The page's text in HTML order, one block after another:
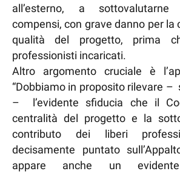
all’esterno, a
compensi, con grave danno per la
qualità del progetto, prima
professionisti incaricati.
Altro argomento cruciale è
“Dobbiamo in proposito rilevare –
– l’evidente sfiducia che il
centralità del progetto e la
contributo dei liberi
decisamente puntato
appare anche un